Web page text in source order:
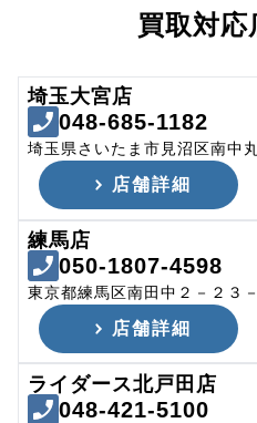
買取対応
埼玉大宮店
048-685-1182
埼玉県さいたま市見沼区南中
店舗詳細
練馬店
050-1807-4598
東京都練馬区南田中２－２３
店舗詳細
ライダース北戸田店
048-421-5100